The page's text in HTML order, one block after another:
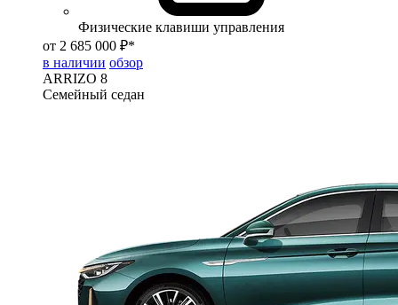
Физические клавиши управления
от 2 685 000 ₽*
в наличии обзор
ARRIZO 8
Семейный седан